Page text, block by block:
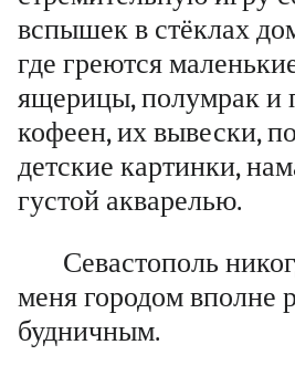
вспышек в стёклах
где греются
ящерицы, полумрак и
кофеен, их вывески,
детские картинки,
густой акварелью.
Севастополь
меня городом вполне
будничным.